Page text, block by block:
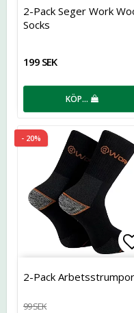
2-Pack Seger Work
Socks
199 SEK
KÖP…
- 20%
2-Pack Arbetsstrumpor
99 SEK